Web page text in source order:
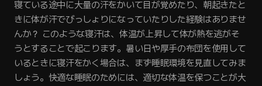
寝ている途中に大量の汗をかいて目が覚めたり、朝起きたと
きに体が汗でびっしょりになっていたりした経験はありませ
んか？ このような寝汗は、体温が上昇して体が熱を逃がそ
うとすることで起こります。暑い日や厚手の布団を使用して
いるときに寝汗をかく場合は、まず睡眠環境を見直してみま
しょう。快適な睡眠のためには、適切な体温を保つことが大